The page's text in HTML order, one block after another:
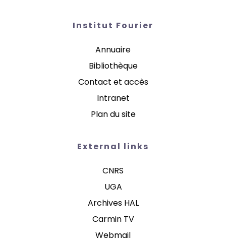
Institut Fourier
Annuaire
Bibliothèque
Contact et accès
Intranet
Plan du site
External links
CNRS
UGA
Archives HAL
Carmin TV
Webmail